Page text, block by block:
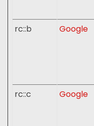
rc::b Google
rc::c Google